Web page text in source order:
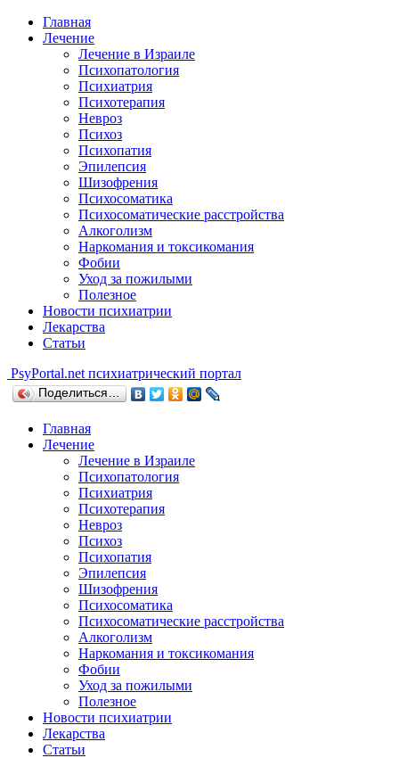
Главная
Лечение
Лечение в Израиле
Психопатология
Психиатрия
Психотерапия
Невроз
Психоз
Психопатия
Эпилепсия
Шизофрения
Психосоматика
Психосоматические расстройства
Алкоголизм
Наркомания и токсикомания
Фобии
Уход за пожилыми
Полезное
Новости психиатрии
Лекарства
Статьи
PsyPortal.net психиатрический портал
Поделиться…
Главная
Лечение
Лечение в Израиле
Психопатология
Психиатрия
Психотерапия
Невроз
Психоз
Психопатия
Эпилепсия
Шизофрения
Психосоматика
Психосоматические расстройства
Алкоголизм
Наркомания и токсикомания
Фобии
Уход за пожилыми
Полезное
Новости психиатрии
Лекарства
Статьи